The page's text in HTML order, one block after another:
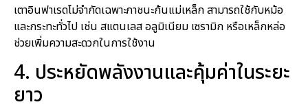
เตาอินฟาเรดไม่จำกัดเฉพาะภาชนะก้นแม่เหล็ก สามารถใช้กับหม้อ
และกระทะทั่วไป เช่น สแตนเลส อลูมิเนียม เซรามิก หรือเหล็กหล่อ
ช่วยเพิ่มความสะดวกในการใช้งาน
4. ประหยัดพลังงานและคุ้มค่าในระยะ
ยาว